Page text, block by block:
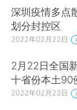
深圳疫情多点
划分封控区
2022年02月22日
2月22日全国
十省份本土90
2022年02月23日